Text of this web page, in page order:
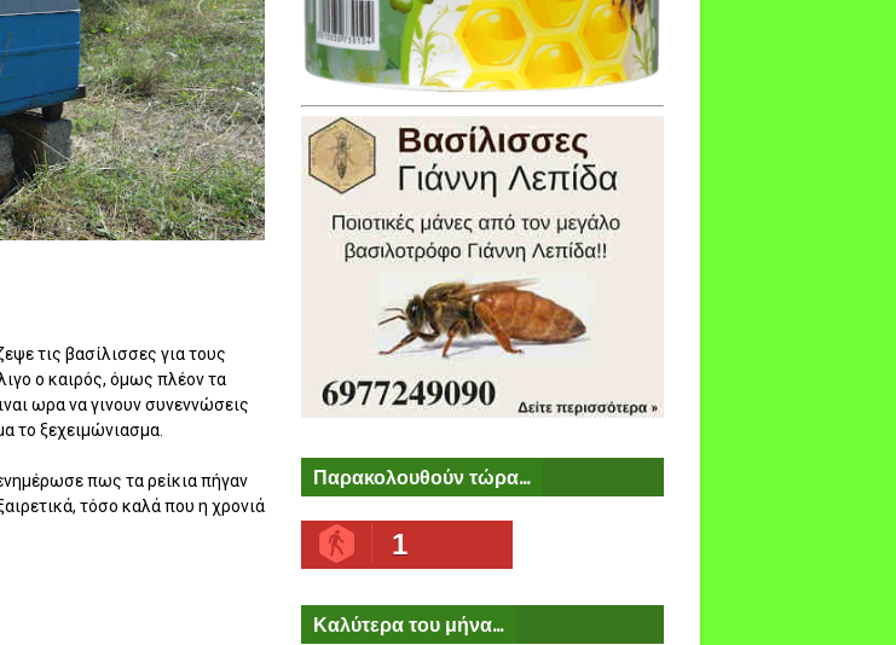
τις βασίλισσες για τους
ο καιρός, όμως πλέον τα
ωρα να γινουν συνεννώσεις
το ξεχειμώνιασμα.
πως τα ρείκια πήγαν
τόσο καλά που η χρονιά
Παρακολουθούν τώρα...
1
Καλύτερα του μήνα...